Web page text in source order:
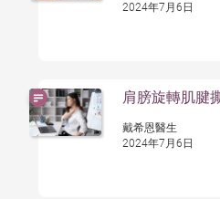
2024年7月6日
肩膀旋轉肌腱
戴希恩醫生
2024年7月6日